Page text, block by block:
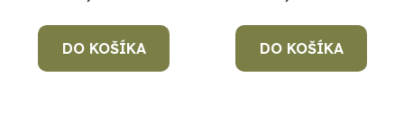
DO KOŠÍKA DO KOŠÍKA